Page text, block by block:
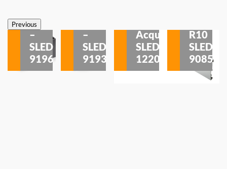
PreviousSobrepor
–
SLED
9196
–
SLED
9193
Acqua
SLED
1220
R10
SLED
9085